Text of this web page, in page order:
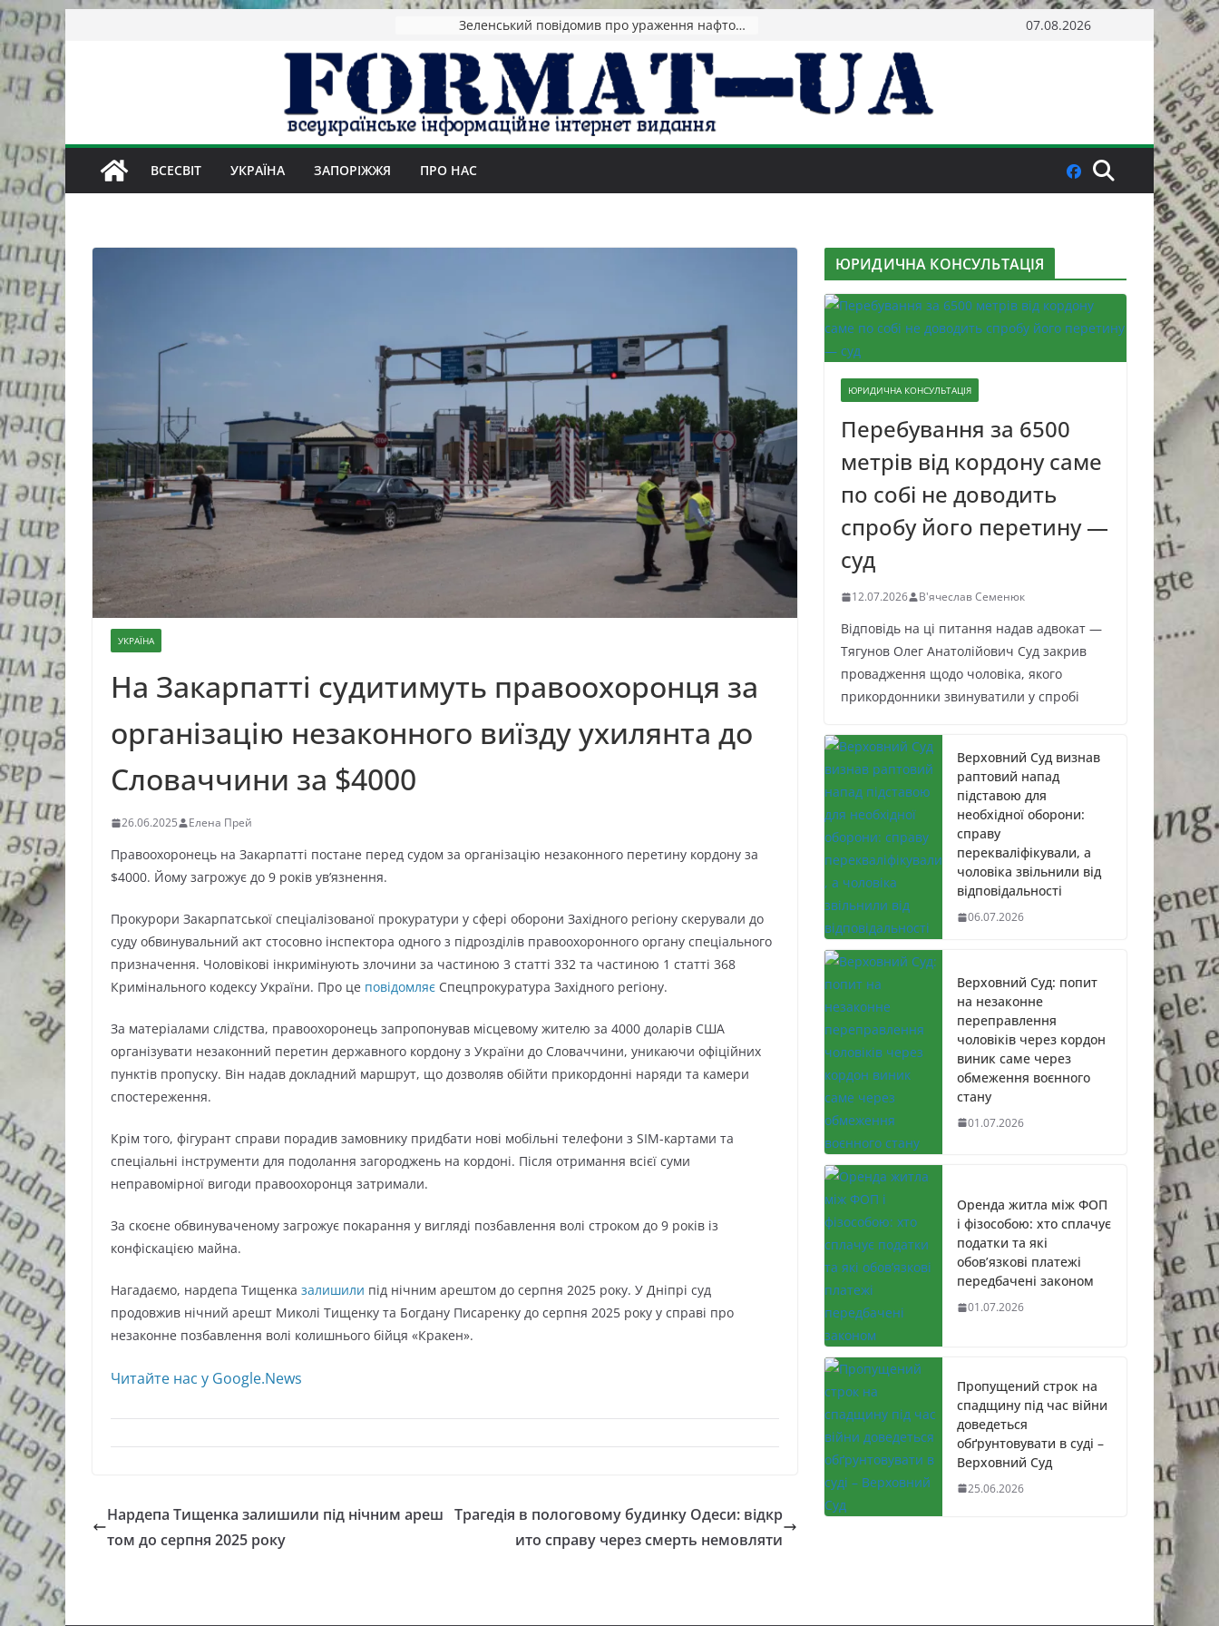
Skip
to
content
Зеленський повідомив про ураження нафтозаводів РФ за понад 1300 км від фронту 07.08.2026
ВСЕСВІТ УКРАЇНА ЗАПОРІЖЖЯ ПРО НАС
УКРАЇНА
На Закарпатті судитимуть правоохоронця за
організацію незаконного виїзду ухилянта до
Словаччини за $4000
26.06.2025 Елена Прей
Правоохоронець на Закарпатті постане перед судом за організацію незаконного перетину кордону за
$4000. Йому загрожує до 9 років ув’язнення.
Прокурори Закарпатської спеціалізованої прокуратури у сфері оборони Західного регіону скерували до
суду обвинувальний акт стосовно інспектора одного з підрозділів правоохоронного органу спеціального
призначення. Чоловікові інкримінують злочини за частиною 3 статті 332 та частиною 1 статті 368
Кримінального кодексу України. Про це повідомляє Спецпрокуратура Західного регіону.
За матеріалами слідства, правоохоронець запропонував місцевому жителю за 4000 доларів США
організувати незаконний перетин державного кордону з України до Словаччини, уникаючи офіційних
пунктів пропуску. Він надав докладний маршрут, що дозволяв обійти прикордонні наряди та камери
спостереження.
Крім того, фігурант справи порадив замовнику придбати нові мобільні телефони з SIM-картами та
спеціальні інструменти для подолання загороджень на кордоні. Після отримання всієї суми
неправомірної вигоди правоохоронця затримали.
За скоєне обвинуваченому загрожує покарання у вигляді позбавлення волі строком до 9 років із
конфіскацією майна.
Нагадаємо, нардепа Тищенка залишили під нічним арештом до серпня 2025 року. У Дніпрі суд
продовжив нічний арешт Миколі Тищенку та Богдану Писаренку до серпня 2025 року у справі про
незаконне позбавлення волі колишнього бійця «Кракен».
Читайте нас у Google.News
Нардепа Тищенка залишили під нічним ареш
том до серпня 2025 року
Трагедія в пологовому будинку Одеси: відкр
ито справу через смерть немовляти
ЮРИДИЧНА КОНСУЛЬТАЦІЯ
ЮРИДИЧНА КОНСУЛЬТАЦІЯ
Перебування за 6500
метрів від кордону саме
по собі не доводить
спробу його перетину —
суд
12.07.2026 В'ячеслав Семенюк
Відповідь на ці питання надав адвокат —
Тягунов Олег Анатолійович Суд закрив
провадження щодо чоловіка, якого
прикордонники звинуватили у спробі
Верховний Суд визнав
раптовий напад
підставою для
необхідної оборони:
справу
перекваліфікували, а
чоловіка звільнили від
відповідальності
06.07.2026
Верховний Суд: попит
на незаконне
переправлення
чоловіків через кордон
виник саме через
обмеження воєнного
стану
01.07.2026
Оренда житла між ФОП
і фізособою: хто сплачує
податки та які
обов’язкові платежі
передбачені законом
01.07.2026
Пропущений строк на
спадщину під час війни
доведеться
обґрунтовувати в суді –
Верховний Суд
25.06.2026